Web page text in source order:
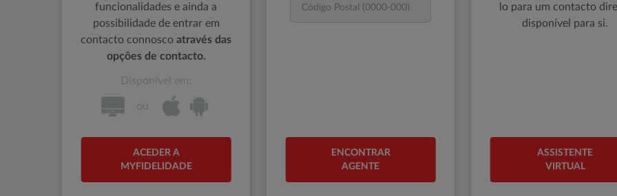
funcionalidades e ainda a
possibilidade de entrar em
contacto connosco através das
opções de contacto.
Disponível em:
ou
ACEDER A
MYFIDELIDADE
ENCONTRAR
AGENTE
lo para um contacto
disponível para si.
ASSISTENTE
VIRTUAL